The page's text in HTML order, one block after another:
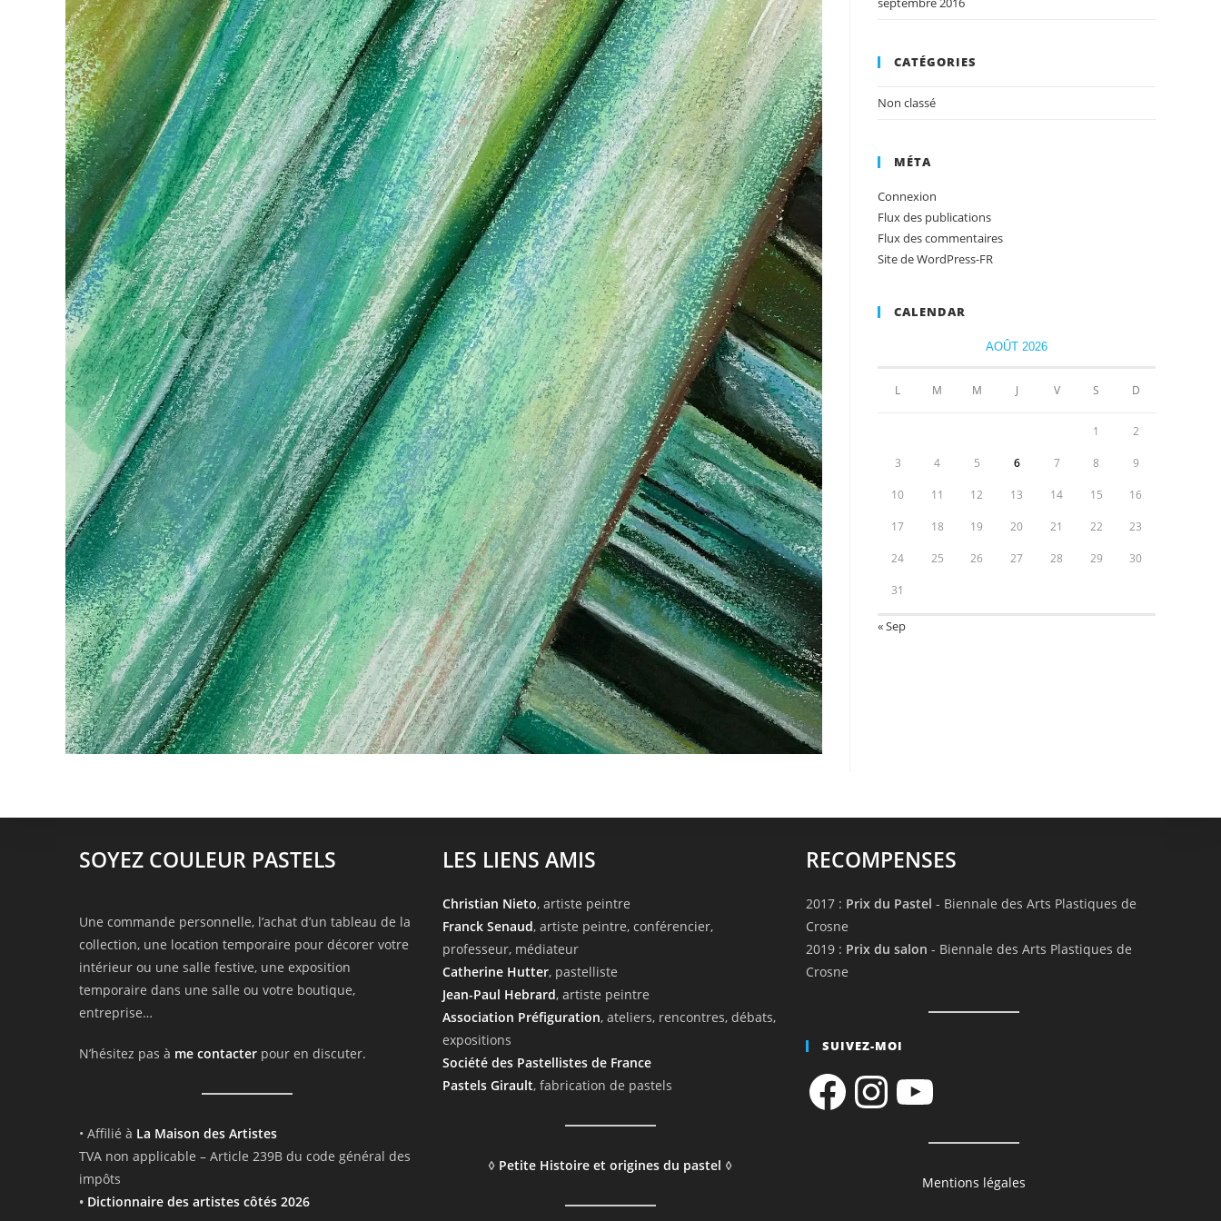
CATÉGORIES
Non classé
MÉTA
Connexion
Flux des publications
Flux des commentaires
Site de WordPress-FR
CALENDAR
AOÛT 2026
L M M J V S D
1 2
3 4 5 6 7 8 9
10 11 12 13 14 15 16
17 18 19 20 21 22 23
24 25 26 27 28 29 30
31
« Sep
SOYEZ COULEUR PASTELS
Une commande personnelle, l’achat d’un tableau de la
collection, une location temporaire pour décorer votre
intérieur ou une salle festive, une exposition
temporaire dans une salle ou votre boutique,
entreprise…
N’hésitez pas à me contacter pour en discuter.
• Affilié à La Maison des Artistes
TVA non applicable – Article 239B du code général des
impôts
• Dictionnaire des artistes côtés 2026
LES LIENS AMIS
Christian Nieto, artiste peintre
Franck Senaud, artiste peintre, conférencier,
professeur, médiateur
Catherine Hutter, pastelliste
Jean-Paul Hebrard, artiste peintre
Association Préfiguration, ateliers, rencontres, débats,
expositions
Société des Pastellistes de France
Pastels Girault, fabrication de pastels
◊ Petite Histoire et origines du pastel ◊
RECOMPENSES
2017 : Prix du Pastel - Biennale des Arts Plastiques de
Crosne
2019 : Prix du salon - Biennale des Arts Plastiques de
Crosne
SUIVEZ-MOI
FacebookInstagramYouTube
Mentions légales